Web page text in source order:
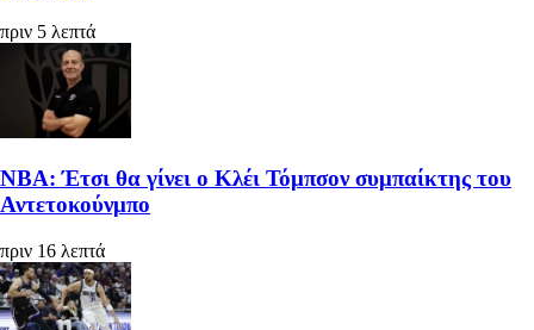
πριν 5 λεπτά
ΝΒΑ: Έτσι θα γίνει ο Κλέι Τόμπσον συμπαίκτης του
Αντετοκούνμπο
πριν 16 λεπτά